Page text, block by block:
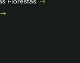
Florestas